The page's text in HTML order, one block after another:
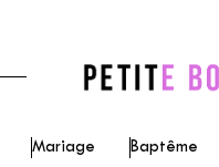
Mariage Baptême